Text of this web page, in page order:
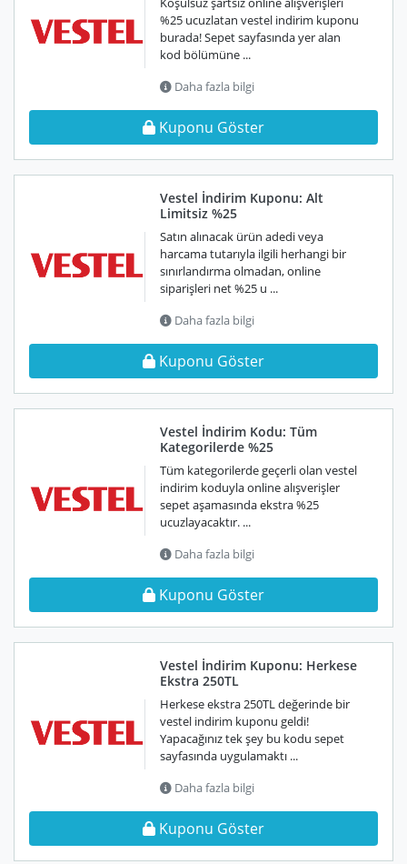
%25 ucuzlatan vestel indirim kuponu
burada! Sepet sayfasında yer alan
kod bölümüne ...
Daha fazla bilgi
Kuponu Göster
Vestel İndirim Kuponu: Alt
Limitsiz %25
Satın alınacak ürün adedi veya
harcama tutarıyla ilgili herhangi bir
sınırlandırma olmadan, online
siparişleri net %25 u ...
Daha fazla bilgi
Kuponu Göster
Vestel İndirim Kodu: Tüm
Kategorilerde %25
Tüm kategorilerde geçerli olan vestel
indirim koduyla online alışverişler
sepet aşamasında ekstra %25
ucuzlayacaktır. ...
Daha fazla bilgi
Kuponu Göster
Vestel İndirim Kuponu: Herkese
Ekstra 250TL
Herkese ekstra 250TL değerinde bir
vestel indirim kuponu geldi!
Yapacağınız tek şey bu kodu sepet
sayfasında uygulamaktı ...
Daha fazla bilgi
Kuponu Göster